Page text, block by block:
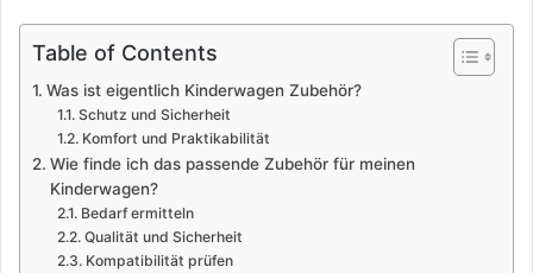
Table of Contents
Was ist eigentlich Kinderwagen Zubehör?
Schutz und Sicherheit
Komfort und Praktikabilität
Wie finde ich das passende Zubehör für meinen
Kinderwagen?
Bedarf ermitteln
Qualität und Sicherheit
Kompatibilität prüfen